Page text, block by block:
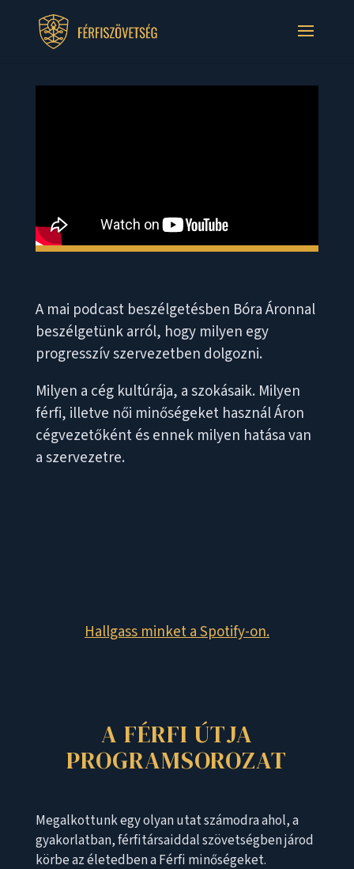
A mai podcast beszélgetésben Bóra Áronnal
beszélgetünk arról, hogy milyen egy
progresszív szervezetben dolgozni.
Milyen a cég kultúrája, a szokásaik. Milyen
férfi, illetve női minőségeket használ Áron
cégvezetőként és ennek milyen hatása van
a szervezetre.
Hallgass minket a Spotify-on.
A FÉRFI ÚTJA
PROGRAMSOROZAT
Megalkottunk egy olyan utat számodra ahol, a
gyakorlatban, férfitársaiddal szövetségben járod
körbe az életedben a Férfi minőségeket.